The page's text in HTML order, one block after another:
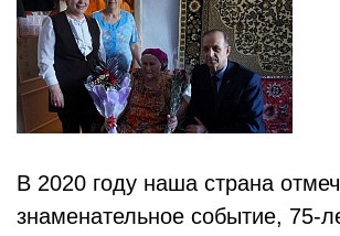
В 2020 году наша страна
знаменательное событие, 75-